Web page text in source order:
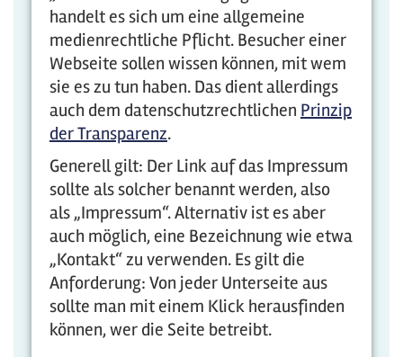
handelt es sich um eine allgemeine
medienrechtliche Pflicht. Besucher einer
Webseite sollen wissen können, mit wem
sie es zu tun haben. Das dient allerdings
auch dem datenschutzrechtlichen Prinzip
der Transparenz.
Generell gilt: Der Link auf das Impressum
sollte als solcher benannt werden, also
als „Impressum“. Alternativ ist es aber
auch möglich, eine Bezeichnung wie etwa
„Kontakt“ zu verwenden. Es gilt die
Anforderung: Von jeder Unterseite aus
sollte man mit einem Klick herausfinden
können, wer die Seite betreibt.